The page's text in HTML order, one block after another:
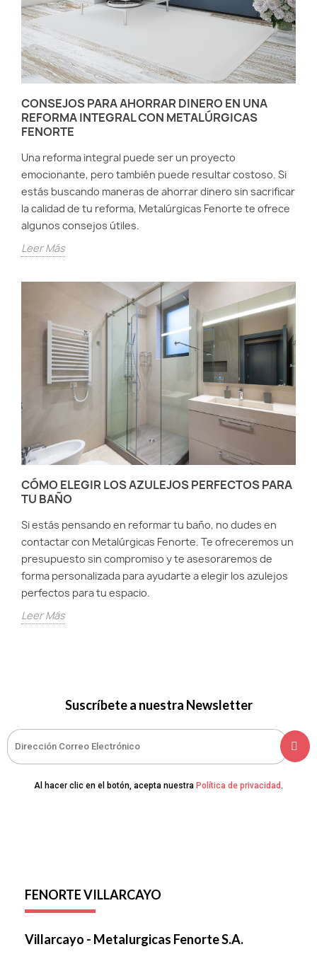
CONSEJOS PARA AHORRAR DINERO EN UNA
REFORMA INTEGRAL CON METALÚRGICAS
FENORTE
Una reforma integral puede ser un proyecto
emocionante, pero también puede resultar costoso. Si
estás buscando maneras de ahorrar dinero sin sacrificar
la calidad de tu reforma, Metalúrgicas Fenorte te ofrece
algunos consejos útiles.
Leer Más
CÓMO ELEGIR LOS AZULEJOS PERFECTOS PARA
TU BAÑO
Si estás pensando en reformar tu baño, no dudes en
contactar con Metalúrgicas Fenorte. Te ofreceremos un
presupuesto sin compromiso y te asesoraremos de
forma personalizada para ayudarte a elegir los azulejos
perfectos para tu espacio.
Leer Más
Suscríbete a nuestra Newsletter
Al hacer clic en el botón, acepta nuestra Política de privacidad.
FENORTE VILLARCAYO
Villarcayo - Metalurgicas Fenorte S.A.